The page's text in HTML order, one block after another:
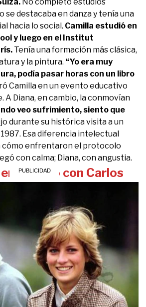
se destacaba en danza y tenía una
hacia lo social. Camilla estudió en
y luego en el Institut
Tenía una formación más clásica,
y la pintura. “Yo era muy
podía pasar horas con un libro
Camilla en un evento educativo
A Diana, en cambio, la conmovían
veo sufrimiento, siento que
durante su histórica visita a un
Esa diferencia intelectual
cómo enfrentaron el protocolo
con calma; Diana, con angustia.
con Carlos